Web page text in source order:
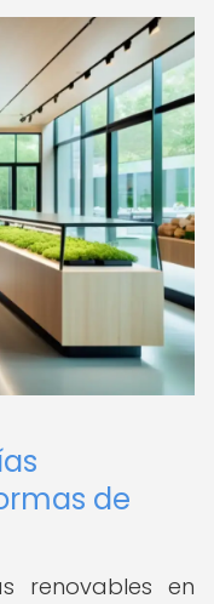
de
renovables en